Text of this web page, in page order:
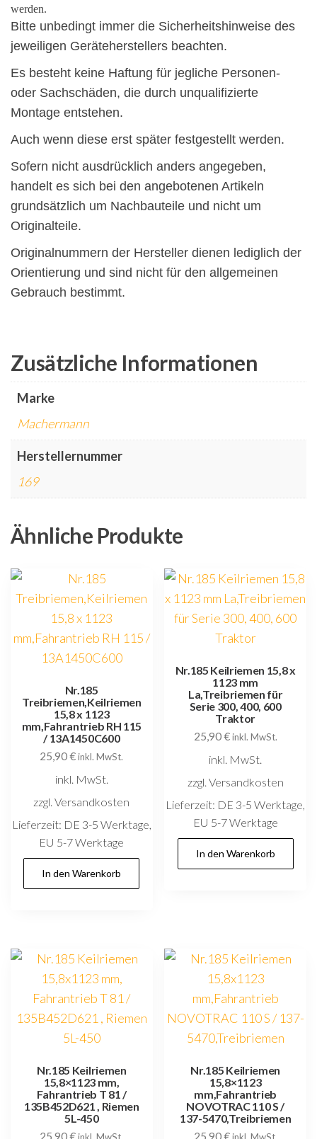
werden.
Bitte unbedingt immer die Sicherheitshinweise des
jeweiligen Geräteherstellers beachten.
Es besteht keine Haftung für jegliche Personen-
oder Sachschäden, die durch unqualifizierte
Montage entstehen.
Auch wenn diese erst später festgestellt werden.
Sofern nicht ausdrücklich anders angegeben,
handelt es sich bei den angebotenen Artikeln
grundsätzlich um Nachbauteile und nicht um
Originalteile.
Originalnummern der Hersteller dienen lediglich der
Orientierung und sind nicht für den allgemeinen
Gebrauch bestimmt.
Zusätzliche Informationen
Marke
Machermann
Herstellernummer
169
Ähnliche Produkte
Nr.185
Treibriemen,Keilriemen
15,8 x 1123
mm,Fahrantrieb RH 115
/ 13A1450C600
25,90€ inkl. MwSt.
inkl. MwSt.
zzgl. Versandkosten
Lieferzeit: DE 3-5 Werktage,
EU 5-7 Werktage
In den Warenkorb
Nr.185 Keilriemen 15,8 x
1123 mm
La,Treibriemen für
Serie 300, 400, 600
Traktor
25,90€ inkl. MwSt.
inkl. MwSt.
zzgl. Versandkosten
Lieferzeit: DE 3-5 Werktage,
EU 5-7 Werktage
In den Warenkorb
Nr.185 Keilriemen
15,8×1123 mm,
Fahrantrieb T 81 /
135B452D621 , Riemen
5L-450
25,90€ inkl. MwSt.
Nr.185 Keilriemen
15,8×1123
mm,Fahrantrieb
NOVOTRAC 110 S /
137-5470,Treibriemen
25,90€ inkl. MwSt.